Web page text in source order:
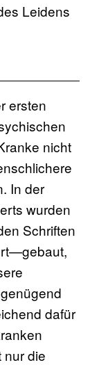
Leidens
ersten
nicht
In der
wurden
Schriften
dafür
nur die